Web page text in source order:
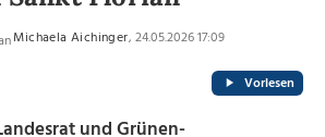
Michaela Aichinger, 24.05.2026 17:09
Vorlesen
und Grünen-